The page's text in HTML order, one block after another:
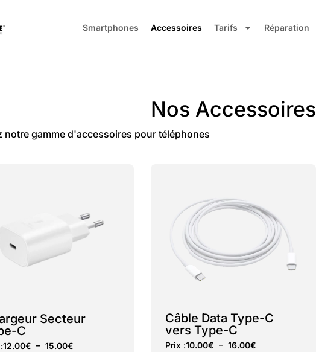
Smartphones Accessoires Tarifs Réparation
Nos Accessoires
notre gamme d'accessoires pour téléphones
Secteur
C
12.00€ – 15.00€
Câble Data Type-C
vers Type-C
Prix :10.00€ – 16.00€